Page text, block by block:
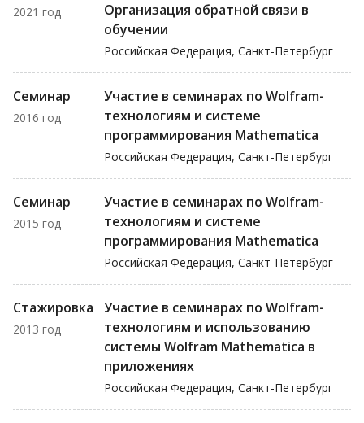
2021 год
Организация обратной связи в
обучении
Российская Федерация, Санкт-Петербург
Семинар
2016 год
Участие в семинарах по Wolfram-
технологиям и системе
программирования Mathematica
Российская Федерация, Санкт-Петербург
Семинар
2015 год
Участие в семинарах по Wolfram-
технологиям и системе
программирования Mathematica
Российская Федерация, Санкт-Петербург
Стажировка
2013 год
Участие в семинарах по Wolfram-
технологиям и использованию
системы Wolfram Mathematica в
приложениях
Российская Федерация, Санкт-Петербург